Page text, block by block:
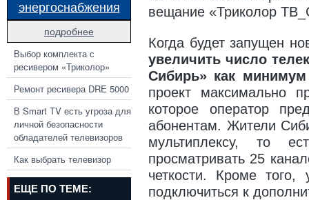
энергоснабжения
подробнее
Выбор комплекта с
ресивером «Триколор»
Ремонт ресивера DRE 5000
В Smart TV есть угроза для
личной безопасности
обладателей телевизоров
Как выбрать телевизор
ЕЩЕ ПО ТЕМЕ:
вещание «Триколор
Когда будет запущен
увеличить число
Сибирь» как
проект максимально
которое оператор
абонентам. Жители
мультиплексу, то
просматривать 25
четкости. Кроме того,
подключиться к